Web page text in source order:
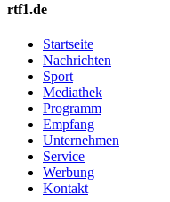
rtf1.de
Startseite
Nachrichten
Sport
Mediathek
Programm
Empfang
Unternehmen
Service
Werbung
Kontakt